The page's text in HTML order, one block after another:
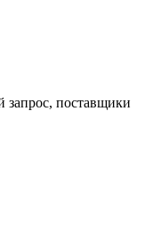
запрос, поставщики